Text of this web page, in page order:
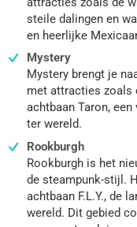
steile dalingen en
en heerlijke
Mystery
Mystery brengt je
met attracties zoals
achtbaan Taron,
ter wereld.
Rookburgh
Rookburgh is het
de steampunk-stijl.
achtbaan F.L.Y., de
wereld. Dit gebied